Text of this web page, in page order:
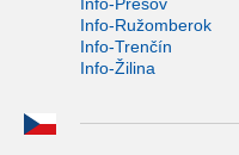
Info-Ružomberok
Info-Trenčín
Info-Žilina